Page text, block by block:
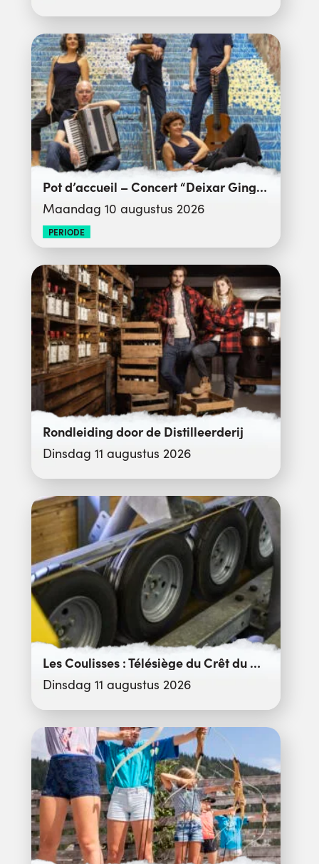
Pot d’accueil – Concert “Deixar Gingar”
Maandag 10 augustus 2026
PERIODE
Rondleiding door de Distilleerderij
Dinsdag 11 augustus 2026
Les Coulisses : Télésiège du Crêt du Merle
Dinsdag 11 augustus 2026